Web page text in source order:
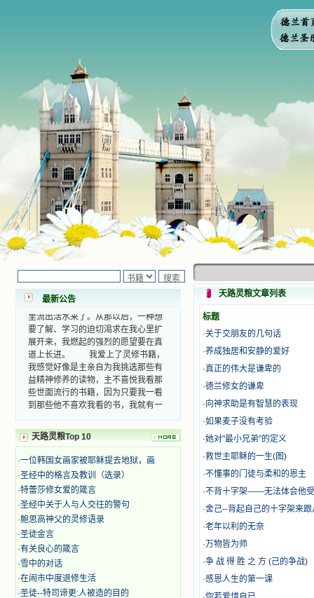
最新公告
小德兰爱心书屋最新公告 有一天，我
做了一个奇怪的梦，至今让我难忘。
梦中，我看到一本打开的用石头做的
书，我用舌头去舔它，觉得有一种甜
味，我就更用力去舔，最后从这本书
里流出活水来了。从那以后，一种想
要了解、学习的迫切渴求在我心里扩
展开来，我燃起的强烈的愿望要在真
道上长进。 我爱上了灵修书籍，
我感觉好像是主亲自为我挑选那些有
益精神修养的读物，主不喜悦我看那
些世面流行的书籍，因为只要我一看
到那些他不喜欢我看的书，我就有一
本不良的书籍。 善良的书使人向
我的脑子里。读这些圣书时，我思潮
汹涌起伏，欣喜不能自已。书中谈到
这些圣人们如何在与主的交往中得到
灵命的更新，德行的馨香如何上达天
庭。啊，在这世上曾住过那么多热心
的圣人，为了传播福音，他们告别亲
人，舍下了他们手中的一切，轻快地
踏上了异国他乡，到没有人知道真神
的世界里去。啊，若不是主的引领，
我可能到死还不认识他们呢！ 我
的心灵从主给我的这些圣人的言行中
天路灵粮Top 10
·一位韩国女画家被耶稣提去地狱，画
·圣经中的格言及教训（选录）
·特蕾莎修女爱的箴言
·圣经中关于人与人交往的警句
·鲍思高神父的灵修语录
·圣徒金言
·有关良心的箴言
·雪中的对话
·在闹市中度退修生活
·圣徒--特司谛更:人被造的目的
天路灵粮文章列表
标题
·关于交朋友的几句话
·养成独居和安静的爱好
·真正的伟大是谦卑的
·德兰修女的谦卑
·向神求助是有智慧的表现
·如果麦子没有考验
·她对"最小兄弟"的定义
·救世主耶稣的一生(图)
·不懂事的门徒与柔和的恩主
·不背十字架——无法体会他
·舍己--背起自己的十字架来跟
·老年以利的无奈
·万物皆为师
·争 战 得 胜 之 方 (己的争战)
·感恩人生的第一课